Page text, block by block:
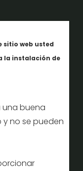
sitio web usted
la instalación de
una buena
no se pueden